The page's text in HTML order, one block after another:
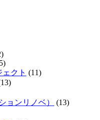
クト (11)
ョンリノベ）
(13)